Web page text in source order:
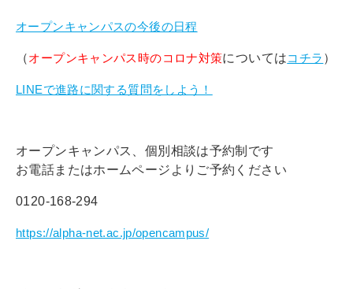
オープンキャンパスの今後の日程
（オープンキャンパス時のコロナ対策についてはコチラ ）
LINEで進路に関する質問をしよう！
オープンキャンパス、個別相談は予約制です
お電話またはホームページよりご予約ください
0120-168-294
https://alpha-net.ac.jp/opencampus/